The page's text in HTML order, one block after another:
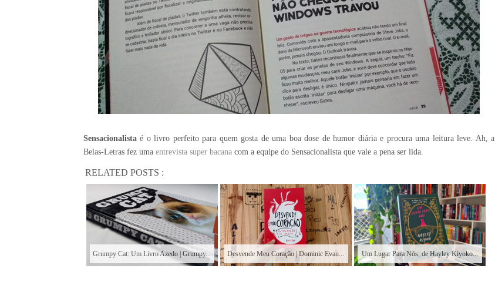
Sensacionalistaé o livro perfeito para quem gosta de uma boa dose de humor diária e procura uma leitura leve. Ah, a
Belas-Letras fez uma entrevista super bacana com a equipe do Sensacionalista que vale a pena ser lida.
RELATED POSTS :
Grumpy Cat: Um Livro Azedo | Grumpy... Desvende Meu Coração | Dominic Evan... Um Lugar Para Nós, de Hayley Kiyoko...